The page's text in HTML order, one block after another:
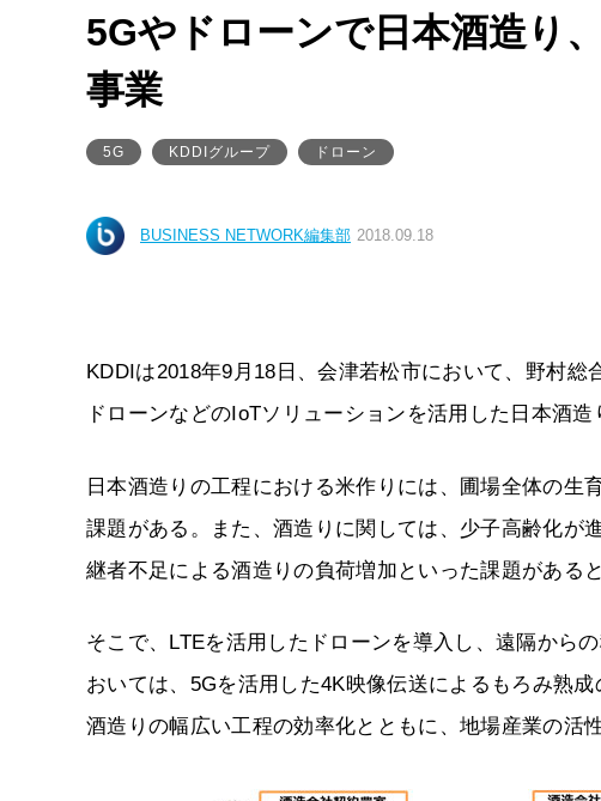
5Gやドローンで日本酒造り
事業
5G KDDIグループ ドローン
BUSINESS NETWORK編集部 2018.09.18
KDDIは2018年9月18日、会津若松市において、野村
ドローンなどのIoTソリューションを活用した日本酒
日本酒造りの工程における米作りには、圃場全体の生
課題がある。また、酒造りに関しては、少子高齢化が
継者不足による酒造りの負荷増加といった課題があると
そこで、LTEを活用したドローンを導入し、遠隔から
おいては、5Gを活用した4K映像伝送によるもろみ熟
酒造りの幅広い工程の効率化とともに、地場産業の活